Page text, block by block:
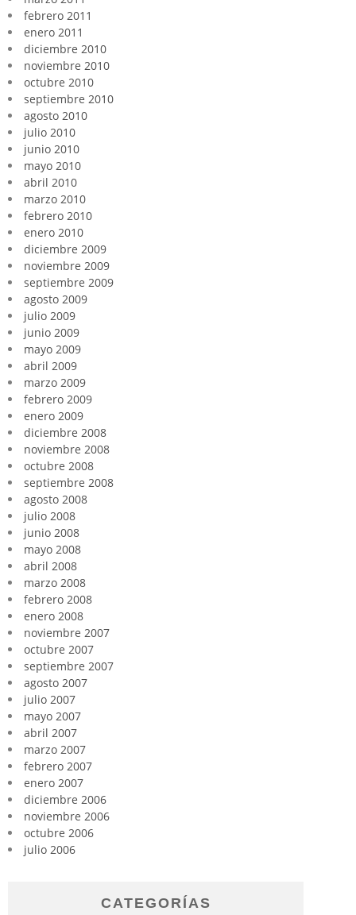
febrero 2011
enero 2011
diciembre 2010
noviembre 2010
octubre 2010
septiembre 2010
agosto 2010
julio 2010
junio 2010
mayo 2010
abril 2010
marzo 2010
febrero 2010
enero 2010
diciembre 2009
noviembre 2009
septiembre 2009
agosto 2009
julio 2009
junio 2009
mayo 2009
abril 2009
marzo 2009
febrero 2009
enero 2009
diciembre 2008
noviembre 2008
octubre 2008
septiembre 2008
agosto 2008
julio 2008
junio 2008
mayo 2008
abril 2008
marzo 2008
febrero 2008
enero 2008
noviembre 2007
octubre 2007
septiembre 2007
agosto 2007
julio 2007
mayo 2007
abril 2007
marzo 2007
febrero 2007
enero 2007
diciembre 2006
noviembre 2006
octubre 2006
julio 2006
CATEGORÍAS